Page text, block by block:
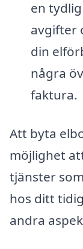
en
avgifter
din
några
faktura.
Att byta
möjlighet
tjänster
hos ditt
andra